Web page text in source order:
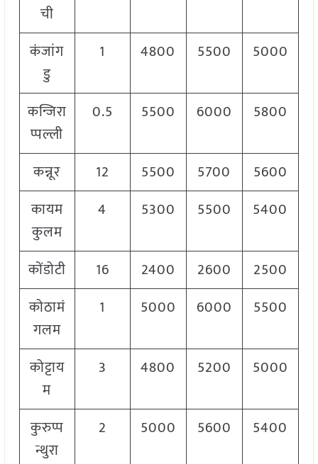
ची
कंजांग
डु
1 4800 5500 5000
कन्जिरा
प्पल्ली
0.5 5500 6000 5800
कन्नूर 12 5500 5700
5600
कायम
कुलम
4 5300 5500 5400
कोंडोटी 16 2400 2600
2500
कोठामं
गलम
1 5000 6000 5500
कोट्टाय
म
3 4800 5200 5000
कुरुप्प
न्थुरा
2 5000 5600 5400